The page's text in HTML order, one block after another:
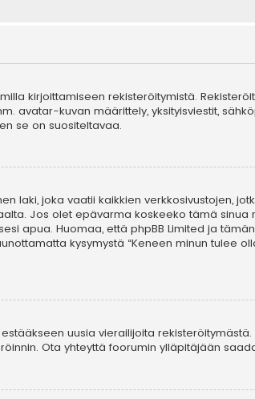
kirjoittamiseen rekisteröitymistä.
avatar-kuvan määrittely, yksityisviestit,
se on suositeltavaa.
laki, joka vaatii kaikkien verkkosivustojen,
Jos olet epävarma koskeeko tämä
apua. Huomaa, että phpBB Limited ja
kysymystä “Keneen minun tulee
uusia vierailijoita
Ota yhteyttä foorumin ylläpitäjään